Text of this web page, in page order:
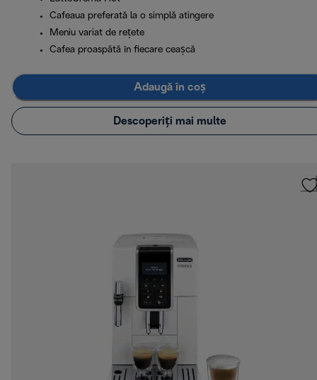
Cafeaua preferată la o simplă atingere
Meniu variat de rețete
Cafea proaspătă în fiecare ceașcă
Adaugă în coș
Descoperiți mai multe